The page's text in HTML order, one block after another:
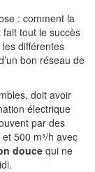
: comment la
tout le succès
différentes
bon réseau de
doit avoir
électrique
par des
500 m³/h avec
douce qui ne